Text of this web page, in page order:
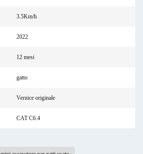
3.5Km/h
2022
12 mesi
gatto
Vernice originale
CAT C6.4